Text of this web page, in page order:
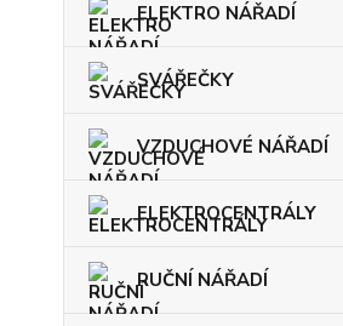
ELEKTRO NÁŘADÍ
SVÁŘEČKY
VZDUCHOVÉ NÁŘADÍ
ELEKTROCENTRÁLY
RUČNÍ NÁŘADÍ